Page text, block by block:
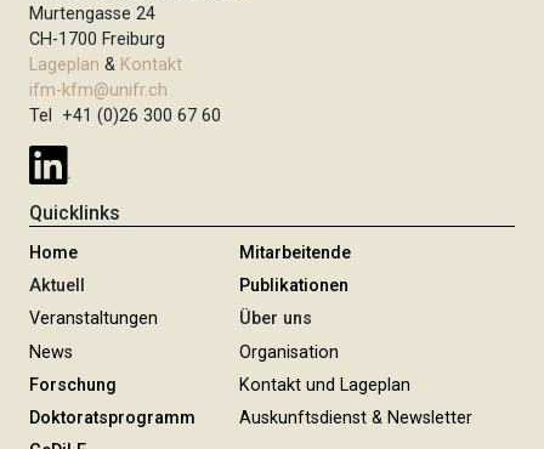
Murtengasse 24
CH-1700 Freiburg
Lageplan & Kontakt
ifm-kfm@unifr.ch
Tel +41 (0)26 300 67 60
Quicklinks
Home
Aktuell
Veranstaltungen
News
Forschung
Doktoratsprogramm
Mitarbeitende
Publikationen
Über uns
Organisation
Kontakt und Lageplan
Auskunftsdienst & Newsletter